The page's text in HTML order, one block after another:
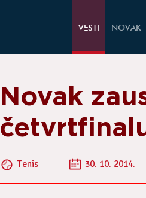
VESTI NOVAK
Novak
Tenis 30. 10. 2014.